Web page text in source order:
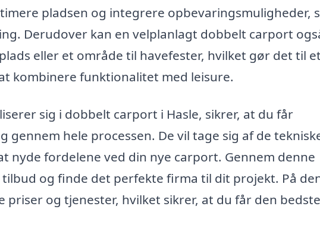
pladsen og integrere opbevaringsmuligheder,
Derudover kan en velplanlagt dobbelt carport
eller et område til havefester, hvilket gør det til
kombinere funktionalitet med leisure.
sig i dobbelt carport i Hasle, sikrer, at du får
hele processen. De vil tage sig af de
nyde fordelene ved din nye carport. Gennem denne
og finde det perfekte firma til dit projekt. På
priser og tjenester, hvilket sikrer, at du får den bedste